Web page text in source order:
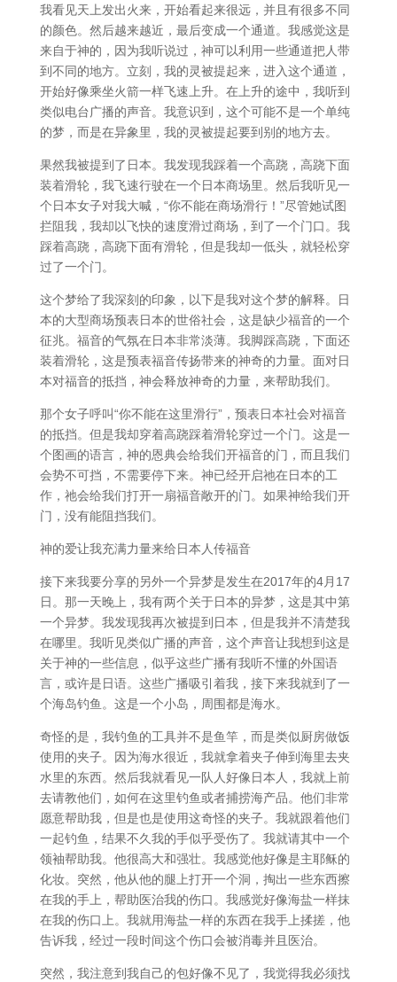
我看见天上发出火来，开始看起来很远，并且有很多不同
的颜色。然后越来越近，最后变成一个通道。我感觉这是
来自于神的，因为我听说过，神可以利用一些通道把人带
到不同的地方。立刻，我的灵被提起来，进入这个通道，
开始好像乘坐火箭一样飞速上升。在上升的途中，我听到
类似电台广播的声音。我意识到，这个可能不是一个单纯
的梦，而是在异象里，我的灵被提起要到别的地方去。
果然我被提到了日本。我发现我踩着一个高跷，高跷下面
装着滑轮，我飞速行驶在一个日本商场里。然后我听见一
个日本女子对我大喊，“你不能在商场滑行！”尽管她试图
拦阻我，我却以飞快的速度滑过商场，到了一个门口。我
踩着高跷，高跷下面有滑轮，但是我却一低头，就轻松穿
过了一个门。
这个梦给了我深刻的印象，以下是我对这个梦的解释。日
本的大型商场预表日本的世俗社会，这是缺少福音的一个
征兆。福音的气氛在日本非常淡薄。我脚踩高跷，下面还
装着滑轮，这是预表福音传扬带来的神奇的力量。面对日
本对福音的抵挡，神会释放神奇的力量，来帮助我们。
那个女子呼叫“你不能在这里滑行”，预表日本社会对福音
的抵挡。但是我却穿着高跷踩着滑轮穿过一个门。这是一
个图画的语言，神的恩典会给我们开福音的门，而且我们
会势不可挡，不需要停下来。神已经开启祂在日本的工
作，祂会给我们打开一扇福音敞开的门。如果神给我们开
门，没有能阻挡我们。
神的爱让我充满力量来给日本人传福音
接下来我要分享的另外一个异梦是发生在2017年的4月17
日。那一天晚上，我有两个关于日本的异梦，这是其中第
一个异梦。我发现我再次被提到日本，但是我并不清楚我
在哪里。我听见类似广播的声音，这个声音让我想到这是
关于神的一些信息，似乎这些广播有我听不懂的外国语
言，或许是日语。这些广播吸引着我，接下来我就到了一
个海岛钓鱼。这是一个小岛，周围都是海水。
奇怪的是，我钓鱼的工具并不是鱼竿，而是类似厨房做饭
使用的夹子。因为海水很近，我就拿着夹子伸到海里去夹
水里的东西。然后我就看见一队人好像日本人，我就上前
去请教他们，如何在这里钓鱼或者捕捞海产品。他们非常
愿意帮助我，但是也是使用这奇怪的夹子。我就跟着他们
一起钓鱼，结果不久我的手似乎受伤了。我就请其中一个
领袖帮助我。他很高大和强壮。我感觉他好像是主耶稣的
化妆。突然，他从他的腿上打开一个洞，掏出一些东西擦
在我的手上，帮助医治我的伤口。我感觉好像海盐一样抹
在我的伤口上。我就用海盐一样的东西在我手上揉搓，他
告诉我，经过一段时间这个伤口会被消毒并且医治。
突然，我注意到我自己的包好像不见了，我觉得我必须找